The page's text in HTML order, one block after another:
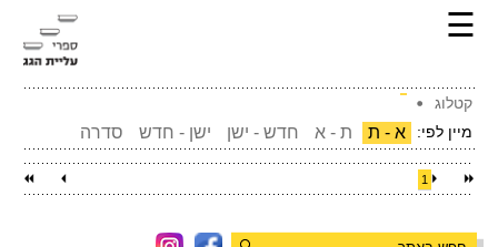
☰
קטלוג
מיין לפי:
א - ת ת - א חדש - ישן ישן - חדש סדרה
1